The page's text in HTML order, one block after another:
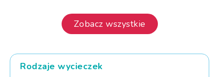
Zobacz wszystkie
Rodzaje wycieczek